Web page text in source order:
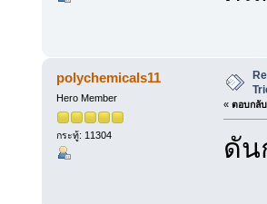
polychemicals11
Hero Member
กระทู้: 11304
« ตอบกลั
ดัน